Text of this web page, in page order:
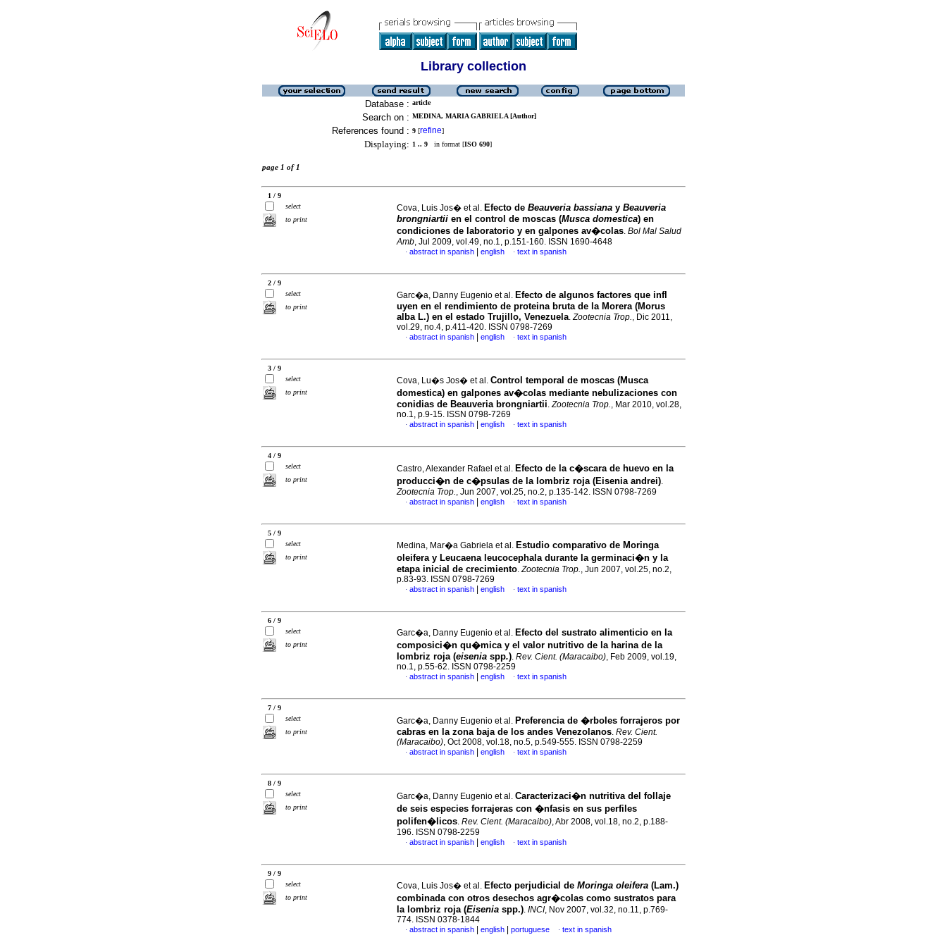
Library collection
Database : article
Search on : MEDINA, MARIA GABRIELA [Author]
References found : 9 [refine]
Displaying: 1 .. 9 in format [ISO 690]
page 1 of 1
1 / 9
select
to print
Cova, Luis Jos� et al. Efecto de Beauveria bassiana y Beauveria
brongniartii en el control de moscas (Musca domestica) en
condiciones de laboratorio y en galpones av�colas. Bol Mal Salud
Amb, Jul 2009, vol.49, no.1, p.151-160. ISSN 1690-4648
· abstract in spanish english · text in spanish
2 / 9
select
to print
Garc�a, Danny Eugenio et al. Efecto de algunos factores que infl
uyen en el rendimiento de proteina bruta de la Morera (Morus
alba L.) en el estado Trujillo, Venezuela.Zootecnia Trop., Dic 2011,
vol.29, no.4, p.411-420. ISSN 0798-7269
· abstract in spanish english · text in spanish
3 / 9
select
to print
Cova, Lu�s Jos� et al. Control temporal de moscas (Musca
domestica) en galpones av�colas mediante nebulizaciones con
conidias de Beauveria brongniartii.Zootecnia Trop., Mar 2010, vol.28,
no.1, p.9-15. ISSN 0798-7269
· abstract in spanish english · text in spanish
4 / 9
select
to print
Castro, Alexander Rafael et al. Efecto de la c�scara de huevo en la
producci�n de c�psulas de la lombriz roja (Eisenia andrei).
Zootecnia Trop., Jun 2007, vol.25, no.2, p.135-142. ISSN 0798-7269
· abstract in spanish english · text in spanish
5 / 9
select
to print
Medina, Mar�a Gabriela et al. Estudio comparativo de Moringa
oleifera y Leucaena leucocephala durante la germinaci�n y la
etapa inicial de crecimiento.Zootecnia Trop., Jun 2007, vol.25, no.2,
p.83-93. ISSN 0798-7269
· abstract in spanish english · text in spanish
6 / 9
select
to print
Garc�a, Danny Eugenio et al. Efecto del sustrato alimenticio en la
composici�n qu�mica y el valor nutritivo de la harina de la
lombriz roja (eisenia spp.). Rev. Cient. (Maracaibo), Feb 2009, vol.19,
no.1, p.55-62. ISSN 0798-2259
· abstract in spanish english · text in spanish
7 / 9
select
to print
Garc�a, Danny Eugenio et al. Preferencia de �rboles forrajeros por
cabras en la zona baja de los andes Venezolanos. Rev. Cient.
(Maracaibo), Oct 2008, vol.18, no.5, p.549-555. ISSN 0798-2259
· abstract in spanish english · text in spanish
8 / 9
select
to print
Garc�a, Danny Eugenio et al. Caracterizaci�n nutritiva del follaje
de seis especies forrajeras con �nfasis en sus perfiles
polifen�licos. Rev. Cient. (Maracaibo), Abr 2008, vol.18, no.2, p.188-
196. ISSN 0798-2259
· abstract in spanish english · text in spanish
9 / 9
select
to print
Cova, Luis Jos� et al. Efecto perjudicial de Moringa oleifera (Lam.)
combinada con otros desechos agr�colas como sustratos para
la lombriz roja (Eisenia spp.). INCI, Nov 2007, vol.32, no.11, p.769-
774. ISSN 0378-1844
· abstract in spanish english portuguese · text in spanish